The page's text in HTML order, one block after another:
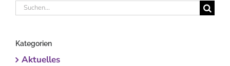
Suche
Kategorien
Aktuelles